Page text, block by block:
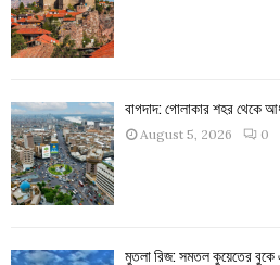
বাগদাদ: গোলাকার শহর থেকে
August 5, 2026 0
মুতলা রিজ: সমতল কুয়েতের বুকে